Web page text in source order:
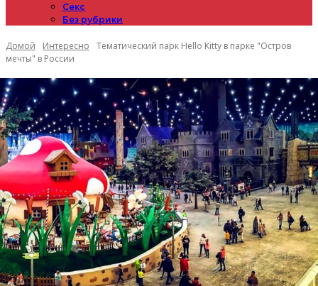
Секс
Без рубрики
Домой Интересно
Тематический парк Hello Kitty в парке "Остров
мечты" в России